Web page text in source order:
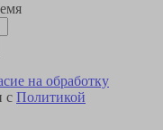
на обработку
с Политикой